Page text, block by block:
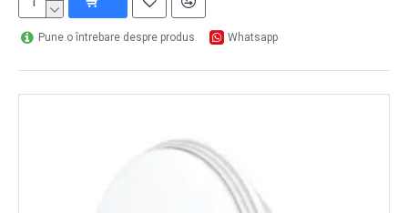
Pune o întrebare despre produs Whatsapp